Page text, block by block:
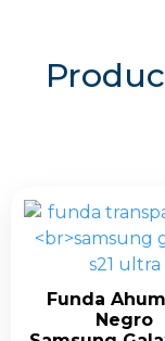
Funda
Negro